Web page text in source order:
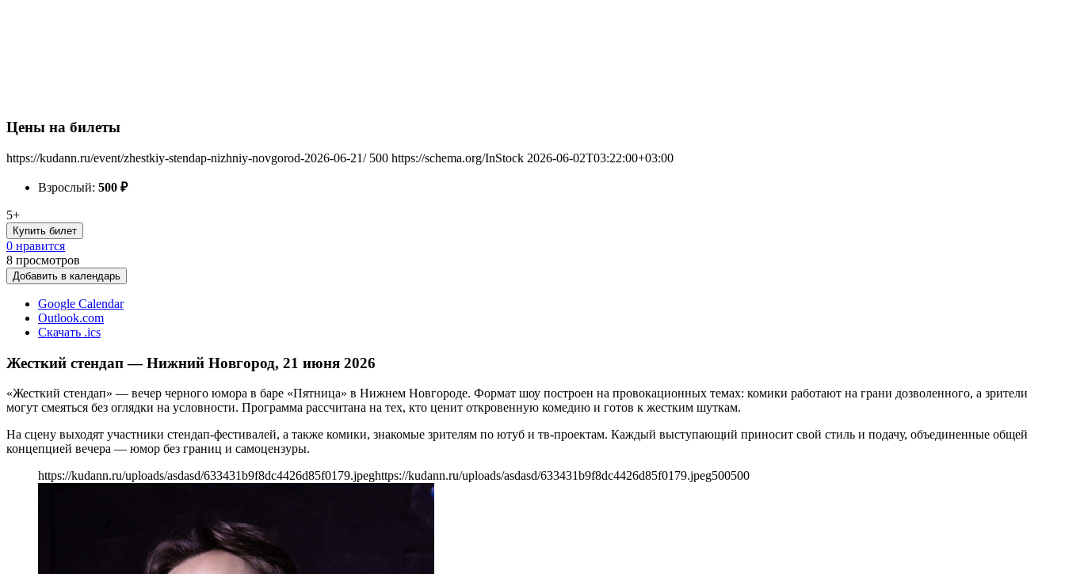
Цены на билеты
https://kudann.ru/event/zhestkiy-stendap-nizhniy-novgorod-2026-06-21/ 500 https://schema.org/InStock 2026-06-02T03:22:00+03:00
Взрослый: 500 ₽
5+
Купить билет
0 нравится
8 просмотров
Добавить в календарь
Google Calendar
Outlook.com
Скачать .ics
Жесткий стендап — Нижний Новгород, 21 июня 2026
«Жесткий стендап» — вечер черного юмора в баре «Пятница» в Нижнем Новгороде. Формат шоу построен на провокационных темах: комики работают на грани дозволенного, а зрители
могут смеяться без оглядки на условности. Программа рассчитана на тех, кто ценит откровенную комедию и готов к жестким шуткам.
На сцену выходят участники стендап-фестивалей, а также комики, знакомые зрителям по ютуб и тв-проектам. Каждый выступающий приносит свой стиль и подачу, объединенные общей
концепцией вечера — юмор без границ и самоцензуры.
https://kudann.ru/uploads/asdasd/633431b9f8dc4426d85f0179.jpeghttps://kudann.ru/uploads/asdasd/633431b9f8dc4426d85f0179.jpeg500500